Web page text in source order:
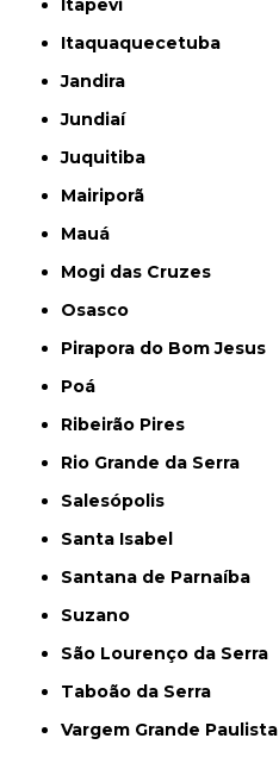
Itapevi
Itaquaquecetuba
Jandira
Jundiaí
Juquitiba
Mairiporã
Mauá
Mogi das Cruzes
Osasco
Pirapora do Bom Jesus
Poá
Ribeirão Pires
Rio Grande da Serra
Salesópolis
Santa Isabel
Santana de Parnaíba
Suzano
São Lourenço da Serra
Taboão da Serra
Vargem Grande Paulista